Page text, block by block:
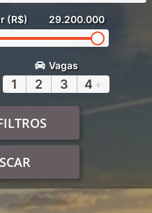
(R$) 29.200.000
Vagas
1 2 3 4 +